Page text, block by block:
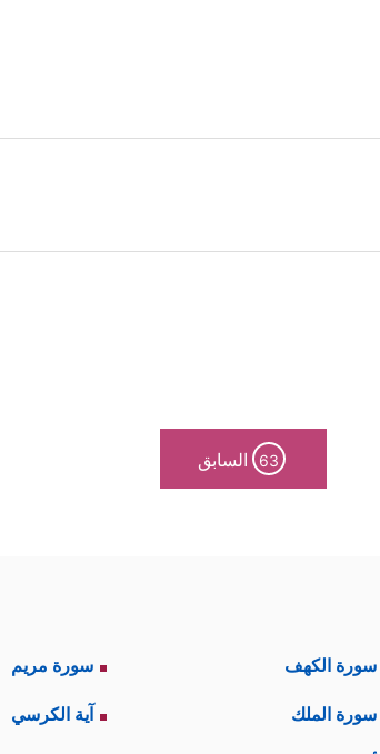
63 السابق
سورة الكهف سورة مريم
سورة الملك آية الكرسي